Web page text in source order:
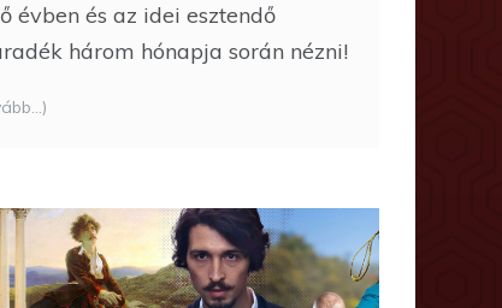
évben és az idei esztendő
három hónapja során nézni!